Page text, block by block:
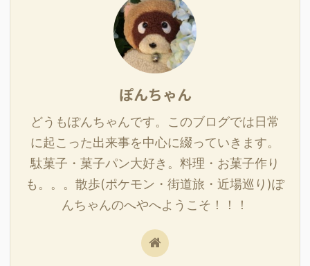
ぽんちゃん
どうもぽんちゃんです。このブログでは日常
に起こった出来事を中心に綴っていきます。
駄菓子・菓子パン大好き。料理・お菓子作り
も。。。散歩(ポケモン・街道旅・近場巡り)ぽ
んちゃんのへやへようこそ！！！